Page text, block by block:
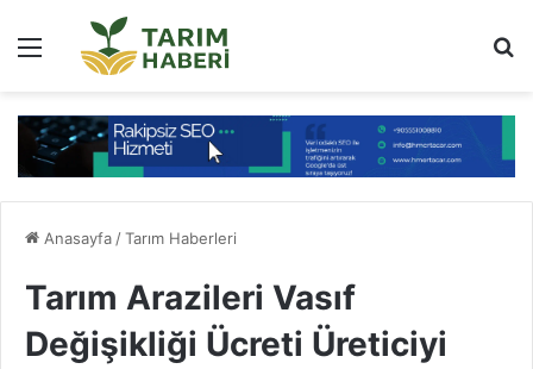
Menü
Anasayfa/Tarım Haberleri
Tarım Arazileri Vasıf
Değişikliği Ücreti Üreticiyi